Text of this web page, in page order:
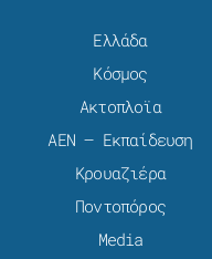
Ελλάδα
Κόσμος
Ακτοπλοϊα
ΑΕΝ – Εκπαίδευση
Κρουαζιέρα
Ποντοπόρος
Media